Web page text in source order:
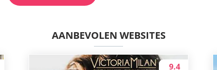
AANBEVOLEN WEBSITES
9.4